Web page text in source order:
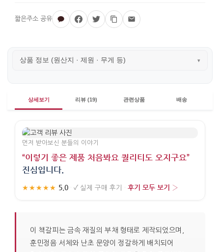
상품 정보 (원산지 · 제원 · 무게 등) ▾
상세보기 리뷰 (19) 관련상품 배송
먼저 받아보신 분들의 이야기
“이렇기 좋은 제품 처음봐요 퀄리티도 오지구요”
진심입니다.
★★★★★ 5.0 · ✓ 실제 구매 후기 · 후기 모두 보기 ›
이 책갈피는 금속 재질의 부채 형태로 제작되었으며,
훈민정음 서체와 난초 문양이 정갈하게 배치되어